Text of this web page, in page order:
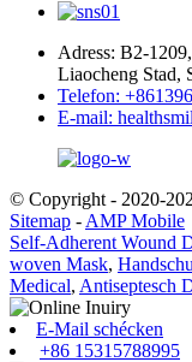
Adress: B2-
Liaocheng Stad,
Telefon:
E-mail:
© Copyright - 2020-
Sitemap - AMP Mobile
Self-Adherent Wound
woven Mask,
Medical, Antiseptesch
E-Mail schécken
+86 15315788995